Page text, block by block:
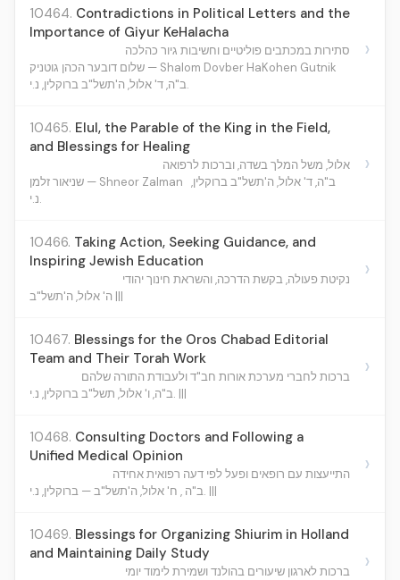
10464. Contradictions in Political Letters and the
Importance of Giyur KeHalacha
סתירות במכתבים פוליטיים וחשיבות גיור כהלכה
שלום דובער הכהן גוטניק — Shalom Dovber HaKohen Gutnik
ב"ה, ד' אלול, ה'תשל"ב ברוקלין, נ.י.
›
10465. Elul, the Parable of the King in the Field,
and Blessings for Healing
אלול, משל המלך בשדה, וברכות לרפואה
שניאור זלמן — Shneor Zalman ב"ה, ד' אלול, ה'תשל"ב ברוקלין,
נ.י.
›
10466. Taking Action, Seeking Guidance, and
Inspiring Jewish Education
נקיטת פעולה, בקשת הדרכה, והשראת חינוך יהודי
ה' אלול, ה'תשל"ב |||
›
10467. Blessings for the Oros Chabad Editorial
Team and Their Torah Work
ברכות לחברי מערכת אורות חב"ד ולעבודת התורה שלהם
ב"ה, ו' אלול, תשל"ב ברוקלין, נ.י. |||
›
10468. Consulting Doctors and Following a
Unified Medical Opinion
התייעצות עם רופאים ופעל לפי דעה רפואית אחידה
ב"ה , ח' אלול, ה'תשל"ב — ברוקלין, נ.י. |||
›
10469. Blessings for Organizing Shiurim in Holland
and Maintaining Daily Study
ברכות לארגון שיעורים בהולנד ושמירת לימוד יומי
›